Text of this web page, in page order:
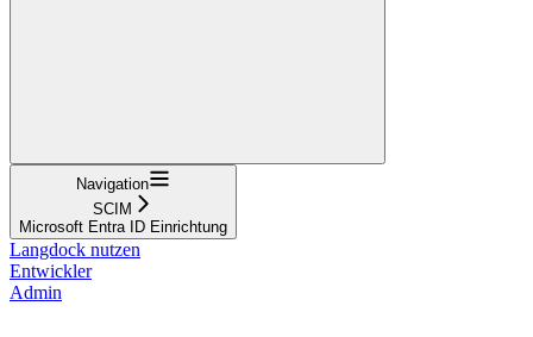
Navigation
SCIM
Microsoft Entra ID Einrichtung
Langdock nutzen
Entwickler
Admin